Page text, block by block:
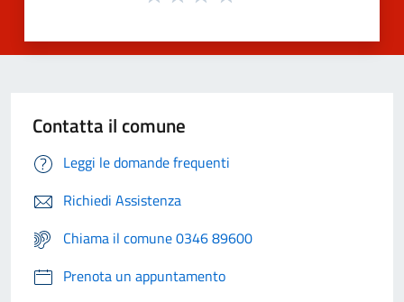
Contatta il comune
Leggi le domande frequenti
Richiedi Assistenza
Chiama il comune 0346 89600
Prenota un appuntamento